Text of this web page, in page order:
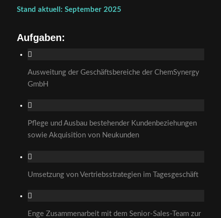
Stand aktuell: September 2025
Aufgaben:
Ausweitung der Geschäftsbereiche der ChemSynergy
GmbH
Pflege und Ausbau bestehender Kundenbeziehungen
sowie Akquisition von Neukunden
Umsetzung von Vertriebsstrategien im Tagesgeschäft
Enge Zusammenarbeit mit dem Senior-Sales-Team zur